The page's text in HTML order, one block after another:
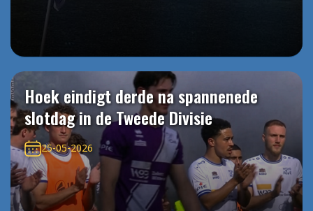
Hoek eindigt derde na spannenede
slotdag in de Tweede Divisie
25-05-2026